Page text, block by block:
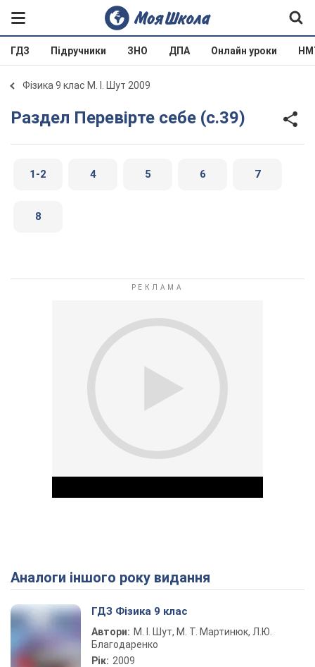
ГДЗ Підручники ЗНО ДПА Онлайн уроки
Фізика 9 клас М. І. Шут 2009
Раздел Перевірте себе (с.39)
1-2 4 5 6 7
8
Play Video
Аналоги іншого року видання
ГДЗ Фізика 9 клас
Автори: М. І. Шут, М. Т. Мартинюк, Л.Ю.
Благодаренко
Рік: 2009